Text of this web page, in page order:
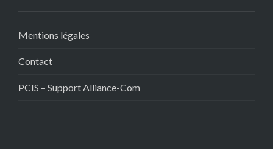
Mentions légales
Contact
PCIS – Support Alliance-Com